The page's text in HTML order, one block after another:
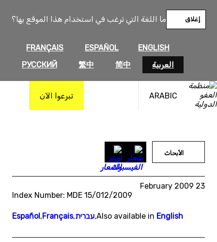
ما اللغة التي ترغب في استخدام هذا الموقع بها؟
ENGLISH
ESPAÑOL
FRANÇAIS
العربية
简中
繁中
РУССКИЙ
إغلاق
ARABIC تبرعوا الآن
المحتوى
الأبحاث
23 February 2009
Index Number: MDE 15/012/2009
Also available in English
,עברית,
Español,Français